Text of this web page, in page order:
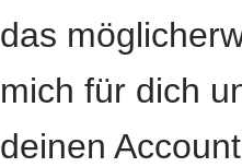
das
mich für dich
deinen